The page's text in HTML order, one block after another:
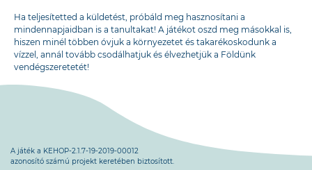
Ha teljesítetted a küldetést, próbáld meg hasznosítani a
mindennapjaidban is a tanultakat! A játékot oszd meg másokkal is,
hiszen minél többen óvjuk a környezetet és takarékoskodunk a
vízzel, annál tovább csodálhatjuk és élvezhetjük a Földünk
vendégszeretetét!
A játék a KEHOP-2.1.7-19-2019-00012
azonosító számú projekt keretében biztosított.